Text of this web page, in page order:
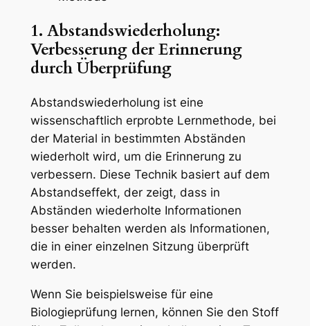
1. Abstandswiederholung:
Verbesserung der Erinnerung
durch Überprüfung
Abstandswiederholung ist eine
wissenschaftlich erprobte Lernmethode, bei
der Material in bestimmten Abständen
wiederholt wird, um die Erinnerung zu
verbessern. Diese Technik basiert auf dem
Abstandseffekt, der zeigt, dass in
Abständen wiederholte Informationen
besser behalten werden als Informationen,
die in einer einzelnen Sitzung überprüft
werden.
Wenn Sie beispielsweise für eine
Biologieprüfung lernen, können Sie den Stoff